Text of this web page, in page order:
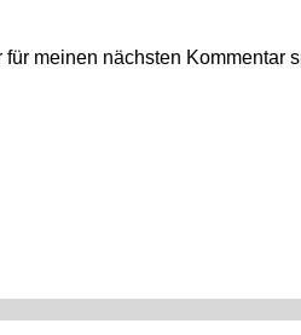
meinen nächsten Kommentar